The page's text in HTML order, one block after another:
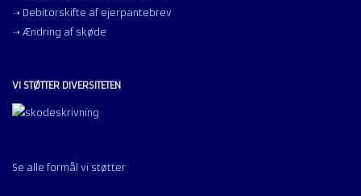
➝ Debitorskifte af ejerpantebrev
➝ Ændring af skøde
VI STØTTER DIVERSITETEN
Se alle formål vi støtter